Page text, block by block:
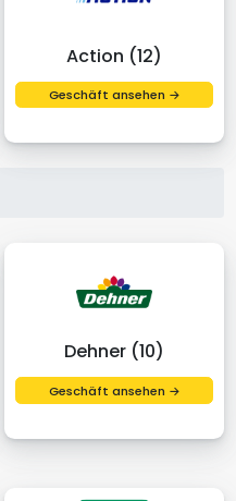
Action (12)
Geschäft ansehen →
Dehner (10)
Geschäft ansehen →